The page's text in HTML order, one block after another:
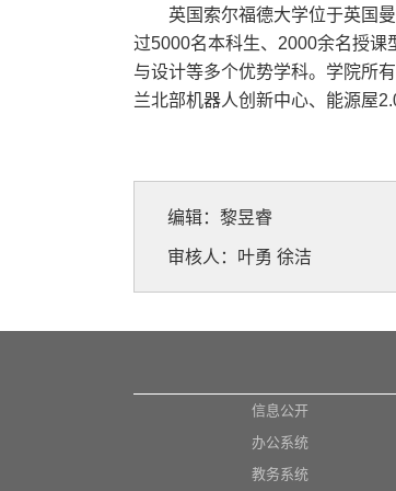
英国索尔福德大学位于英国
过5000名本科生、2000余名授课
与设计等多个优势学科。学院所
兰北部机器人创新中心、能源屋
编辑：黎昱睿
审核人：叶勇 徐洁
信息公开
办公系统
教务系统